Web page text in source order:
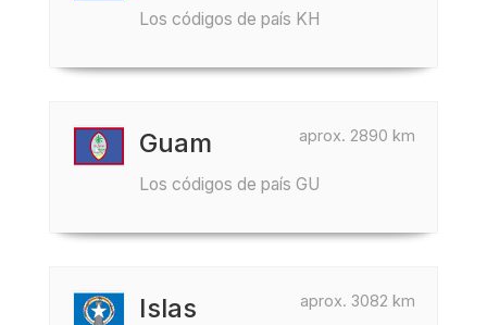
Los códigos de país KH
aprox. 2890 km
Guam
Los códigos de país GU
aprox. 3082 km
Islas